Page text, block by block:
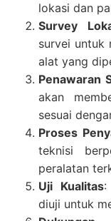
lokasi dan
Survey
survei untuk
alat yang
Penawaran
akan
sesuai
Proses
teknisi
peralatan
Uji Kualitas:
diuji untuk